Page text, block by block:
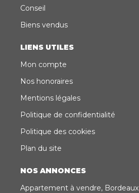
Conseil
Biens vendus
LIENS UTILES
Mon compte
Nos honoraires
Mentions légales
Politique de confidentialité
Politique des cookies
Plan du site
NOS ANNONCES
Appartement à vendre, Bordeaux